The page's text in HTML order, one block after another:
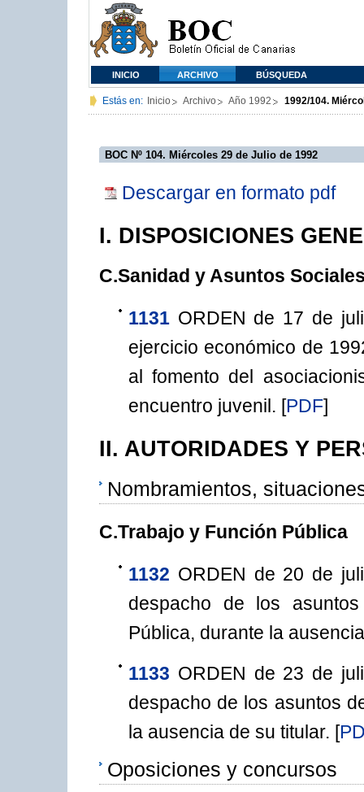
INICIO ARCHIVO BÚSQUEDA
Estás en: Inicio Archivo Año 1992 1992/104.
BOC Nº 104. Miércoles 29 de Julio de 1992
Descargar en formato pdf
I. DISPOSICIONES
C.Sanidad y Asuntos
1131 ORDEN de 17 de
ejercicio económico de
al fomento del
encuentro juvenil. [PDF]
II. AUTORIDADES Y
Nombramientos,
C.Trabajo y Función Pública
1132 ORDEN de 20 de
despacho de los
Pública, durante la
1133 ORDEN de 23 de
despacho de los asuntos
la ausencia de su titular. [
Oposiciones y concursos